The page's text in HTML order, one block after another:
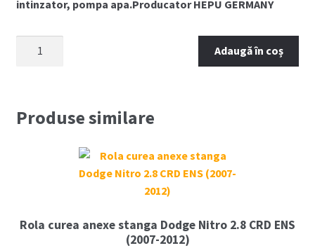
intinzator, pompa apa.Producator HEPU GERMANY
cu
CRD
Adaugă în coș
Produse similare
Rola curea anexe stanga Dodge Nitro 2.8 CRD ENS
(2007-2012)